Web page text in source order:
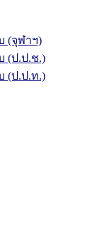
(จุฬาฯ)
(ป.ป.ช.)
(ป.ป.ท.)